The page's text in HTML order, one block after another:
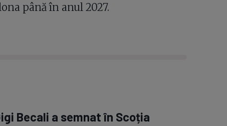
până în anul 2027.
Becali a semnat în Scoția